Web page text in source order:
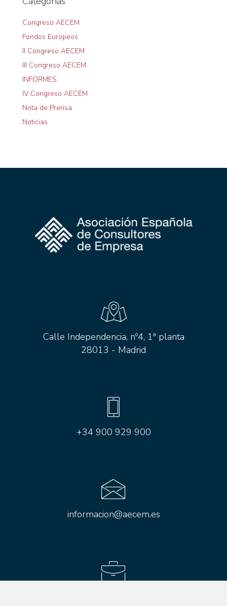
Congreso AECEM
Fondos Europeos
II Congreso AECEM
III Congreso AECEM
INFORMES
IV Congreso AECEM
Nota de Prensa
Noticias
Calle Independencia, nº4, 1ª planta
28013 - Madrid
+34 900 929 900
informacion@aecem.es